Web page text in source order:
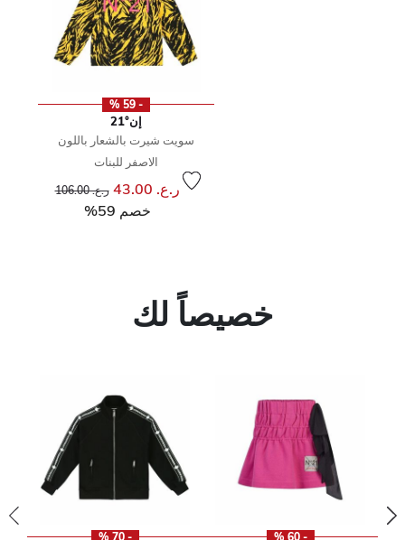
- 59 %
إن°21
سويت شيرت بالشعار باللون
الاصفر للبنات
ر.ع. 43.00 سعر مخفض من
ر.ع. 106.00
خصم 59%
خصيصاً لك
- 60 %
- 70 %